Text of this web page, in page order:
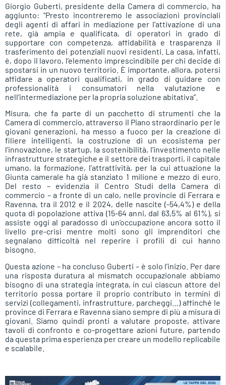
Giorgio Guberti, presidente della Camera di commercio, ha
aggiunto: “Presto incontreremo le associazioni provinciali
degli agenti di affari in mediazione per l’attivazione di una
rete, già ampia e qualificata, di operatori in grado di
supportare con competenza, affidabilità e trasparenza il
trasferimento dei potenziali nuovi residenti. La casa, infatti,
è, dopo il lavoro, l’elemento imprescindibile per chi decide di
spostarsi in un nuovo territorio. È importante, allora, potersi
affidare a operatori qualificati, in grado di guidare con
professionalità i consumatori nella valutazione e
nell’intermediazione per la propria soluzione abitativa”.
Misura, che fa parte di un pacchetto di strumenti che la
Camera di commercio, attraverso il Piano straordinario per le
giovani generazioni, ha messo a fuoco per la creazione di
filiere intelligenti, la costruzione di un ecosistema per
l’innovazione, le startup, la sostenibilità, l’investimento nelle
infrastrutture strategiche e il settore dei trasporti, il capitale
umano, la formazione, l’attrattività, per la cui attuazione la
Giunta camerale ha già stanziato 1 milione e mezzo di euro.
Del resto – evidenzia il Centro Studi della Camera di
commercio – a fronte di un calo, nelle provincie di Ferrara e
Ravenna, tra il 2012 e il 2024, delle nascite (-54,4%) e della
quota di popolazione attiva (15-64 anni, dal 63,5% al 61%), si
assiste oggi al paradosso di un’occupazione ancora sotto il
livello pre-crisi mentre molti sono gli imprenditori che
segnalano difficoltà nel reperire i profili di cui hanno
bisogno.
Questa azione – ha concluso Guberti – è solo l’inizio. Per dare
una risposta duratura al mismatch occupazionale abbiamo
bisogno di una strategia integrata, in cui ciascun attore del
territorio possa portare il proprio contributo in termini di
servizi (collegamenti, infrastrutture, parcheggi…) affinché le
province di Ferrara e Ravenna siano sempre di più a misura di
giovani. Siamo quindi pronti a valutare proposte, attivare
tavoli di confronto e co-progettare azioni future, partendo
da questa prima esperienza per creare un modello replicabile
e scalabile.